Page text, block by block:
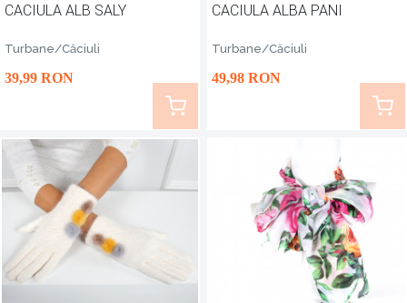
CACIULA ALB SALY
Turbane/Căciuli
39,99 RON
CACIULA ALBA PANI
Turbane/Căciuli
49,98 RON